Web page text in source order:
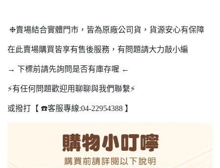
❉賣場結合實體門市，皆為原廠公司貨，貨源安心有保障
在此賣場購買皆享有售後服務，有問題請大力敲小編
→ 下標前請先詢問是否有庫存喔 ←
⚡️有任何問題歡迎用聊聊與我們聯繫⚡️
或撥打【 ☎️客服專線:04-22954388 】